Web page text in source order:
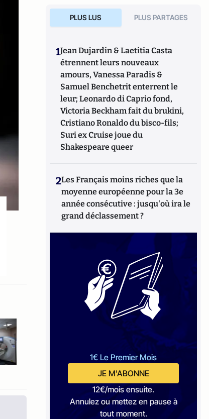
PLUS LUS PLUS PARTAGES
1Jean Dujardin & Laetitia Casta
étrennent leurs nouveaux
amours, Vanessa Paradis &
Samuel Benchetrit enterrent le
leur; Leonardo di Caprio fond,
Victoria Beckham fait du brukini,
Cristiano Ronaldo du bisco-fils;
Suri ex Cruise joue du
Shakespeare queer
2Les Français moins riches que la
moyenne européenne pour la 3e
année consécutive : jusqu'où ira le
grand déclassement ?
1€ Le Premier Mois
JE M'ABONNE
12€/mois ensuite.
Annulez ou mettez en pause à
tout moment.